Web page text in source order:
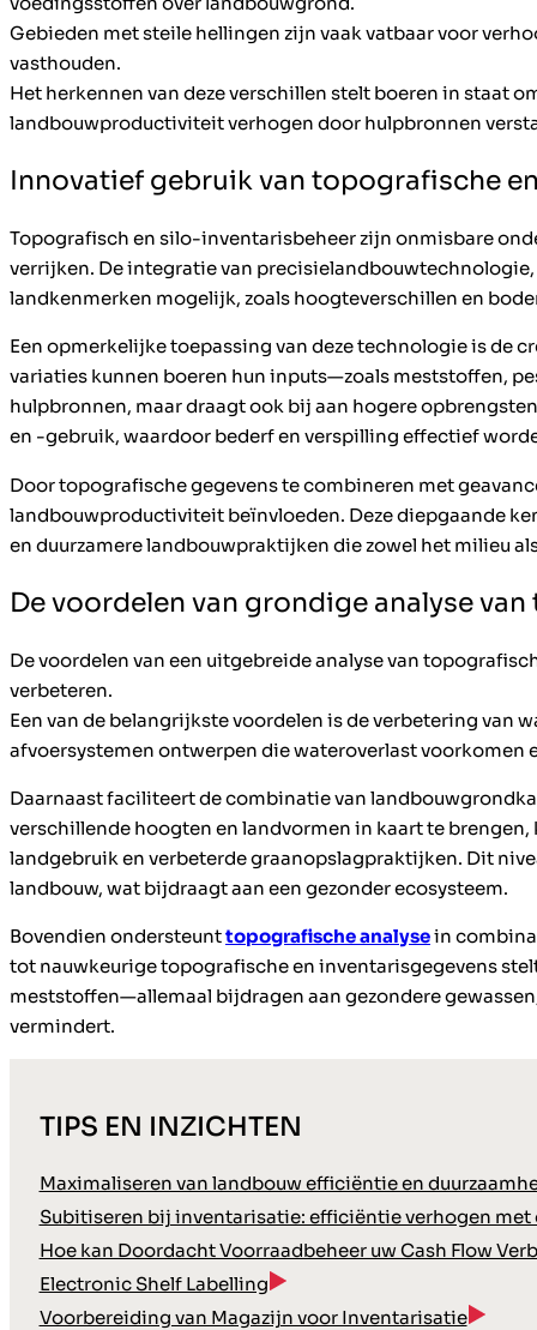
Gebieden met steile hellingen zijn vaak vatbaar voor
vasthouden.
Het herkennen van deze verschillen stelt boeren in staat
landbouwproductiviteit verhogen door hulpbronnen
Innovatief gebruik van topografische
Topografisch en silo-inventarisbeheer zijn onmisbare
verrijken. De integratie van
landkenmerken mogelijk, zoals hoogteverschillen en
Een opmerkelijke toepassing van deze technologie is de
variaties kunnen boeren hun inputs—zoals meststoffen,
hulpbronnen, maar draagt ook bij aan hogere
en -gebruik, waardoor bederf en verspilling effectief
Door topografische gegevens te combineren met
landbouwproductiviteit beïnvloeden. Deze diepgaande
en duurzamere landbouwpraktijken die zowel het milieu
De voordelen van grondige analyse
De voordelen van een uitgebreide analyse van
verbeteren.
Een van de belangrijkste voordelen is de verbetering van
afvoersystemen ontwerpen die wateroverlast
Daarnaast faciliteert de combinatie van
verschillende hoogten en landvormen in kaart te
landgebruik en verbeterde graanopslagpraktijken. Dit
landbouw, wat bijdraagt aan een gezonder ecosysteem.
Bovendien ondersteunttopografische analysein
tot nauwkeurige topografische en inventarisgegevens
meststoffen—allemaal bijdragen aan gezondere
vermindert.
TIPS EN INZICHTEN
Maximaliseren van landbouw efficiëntie en
Subitiseren bij inventarisatie: efficiëntie verhogen met
Hoe kan Doordacht Voorraadbeheer uw Cash Flow
Electronic Shelf Labelling
Voorbereiding van Magazijn voor Inventarisatie